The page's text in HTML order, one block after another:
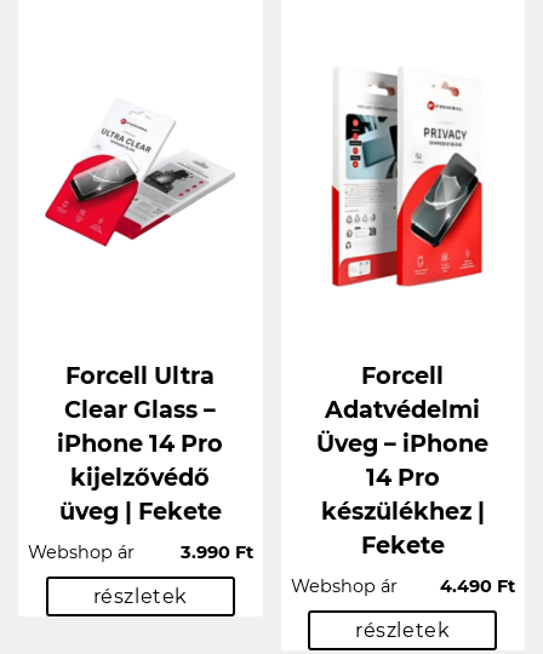
Forcell Ultra
Clear Glass –
iPhone 14 Pro
kijelzővédő
üveg | Fekete
Webshop ár 3.990 Ft
részletek
Forcell
Adatvédelmi
Üveg – iPhone
14 Pro
készülékhez |
Fekete
Webshop ár 4.490 Ft
részletek